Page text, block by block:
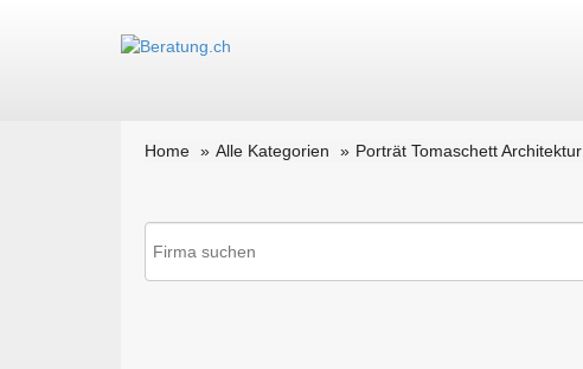
Home Alle Kategorien Porträt Tomaschett Architektur